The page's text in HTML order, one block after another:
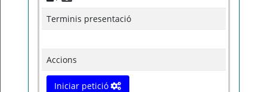
Terminis presentació
Accions
Iniciar petició